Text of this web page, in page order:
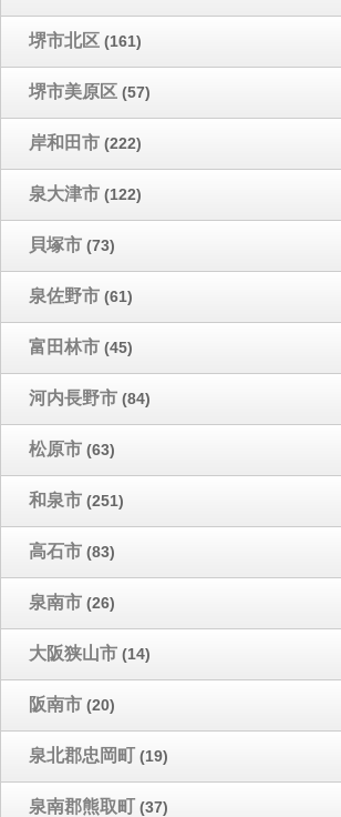
堺市北区 (161)
堺市美原区 (57)
岸和田市 (222)
泉大津市 (122)
貝塚市 (73)
泉佐野市 (61)
富田林市 (45)
河内長野市 (84)
松原市 (63)
和泉市 (251)
高石市 (83)
泉南市 (26)
大阪狭山市 (14)
阪南市 (20)
泉北郡忠岡町 (19)
泉南郡熊取町 (37)